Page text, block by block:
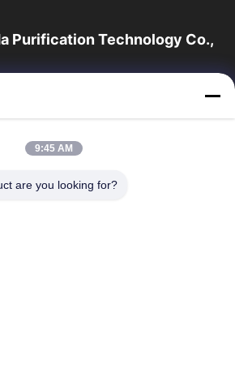
Purification Technology Co.,
fabrikant en exporteur van
bieden wij een volledige lijn van
Producten
9:45 AM
are you looking for?